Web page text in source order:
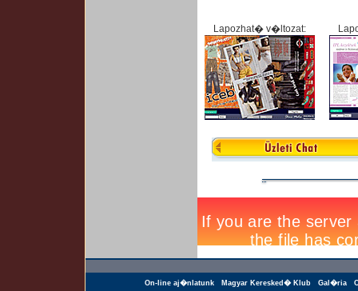
Lapozhat� v�ltozat:
On-line aj�nlatunk Magyar Keresked� Klub Gal�ria